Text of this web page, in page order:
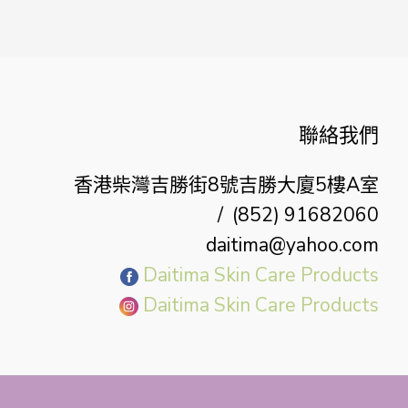
聯絡我們
香港柴灣吉勝街8號吉勝大廈5樓A室
/ (852) 91682060
daitima@yahoo.com
Daitima Skin Care Products
Daitima Skin Care Products